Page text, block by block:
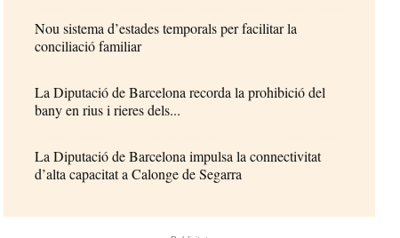
Nou sistema d’estades temporals per facilitar la
conciliació familiar
La Diputació de Barcelona recorda la prohibició del
bany en rius i rieres dels...
La Diputació de Barcelona impulsa la connectivitat
d’alta capacitat a Calonge de Segarra